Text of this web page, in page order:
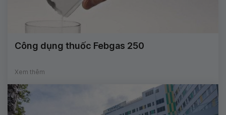
Công dụng thuốc Febgas 250
Xem thêm